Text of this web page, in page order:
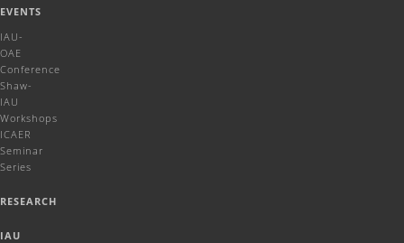
EVENTS
IAU-
OAE
Conference
Shaw-
IAU
Workshops
ICAER
Seminar
Series
RESEARCH
IAU